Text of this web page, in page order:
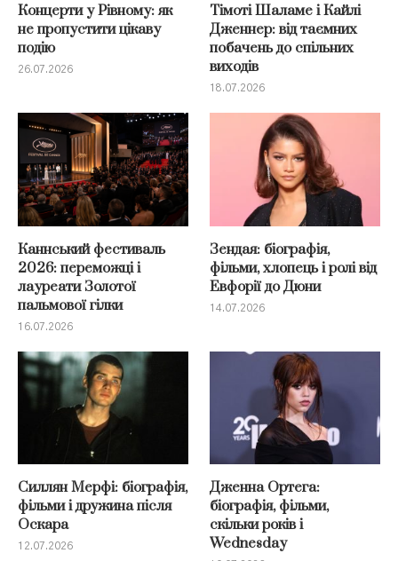
Концерти у Рівному: як
не пропустити цікаву
подію
26.07.2026
Тімоті Шаламе і Кайлі
Дженнер: від таємних
побачень до спільних
виходів
18.07.2026
Каннський фестиваль
2026: переможці і
лауреати Золотої
пальмової гілки
16.07.2026
Зендая: біографія,
фільми, хлопець і ролі від
Евфорії до Дюни
14.07.2026
Силлян Мерфі: біографія,
фільми і дружина після
Оскара
12.07.2026
Дженна Ортега:
біографія, фільми,
скільки років і
Wednesday